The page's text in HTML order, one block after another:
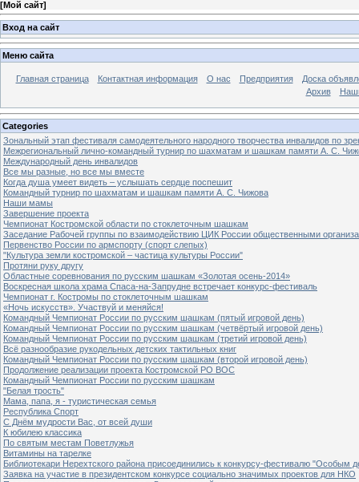
[Мой сайт]
Вход на сайт
Меню сайта
Главная страница Контактная информация О нас Предприятия
Доска
Архив
Categories
Зональный этап фестиваля самодеятельного народного творчества инвалидов по
Межрегиональный лично-командный турнир по шахматам и шашкам памяти А. С.
Международный день инвалидов
Все мы разные, но все мы вместе
Когда душа умеет видеть – услышать сердце поспешит
Командный турнир по шахматам и шашкам памяти А. С. Чижова
Наши мамы
Завершение проекта
Чемпионат Костромской области по стоклеточным шашкам
Заседание Рабочей группы по взаимодействию ЦИК России общественными
Первенство России по армспорту (спорт слепых)
"Культура земли костромской – частица культуры России"
Протяни руку другу
Областные соревнования по русским шашкам «Золотая осень-2014»
Воскресная школа храма Спаса-на-Запрудне встречает конкурс-фестиваль
Чемпионат г. Костромы по стоклеточным шашкам
«Ночь искусств». Участвуй и меняйся!
Командный Чемпионат России по русским шашкам (пятый игровой день)
Командный Чемпионат России по русским шашкам (четвёртый игровой день)
Командный Чемпионат России по русским шашкам (третий игровой день)
Всё разнообразие рукодельных детских тактильных книг
Командный Чемпионат России по русским шашкам (второй игровой день)
Продолжение реализации проекта Костромской РО ВОС
Командный Чемпионат России по русским шашкам
"Белая трость"
Мама, папа, я - туристическая семья
Республика Спорт
С Днём мудрости Вас, от всей души
К юбилею классика
По святым местам Поветлужья
Витамины на тарелке
Библиотекари Нерехтского района присоединились к конкурсу-фестивалю "Особым
Заявка на участие в президентском конкурсе социально значимых проектов для НКО